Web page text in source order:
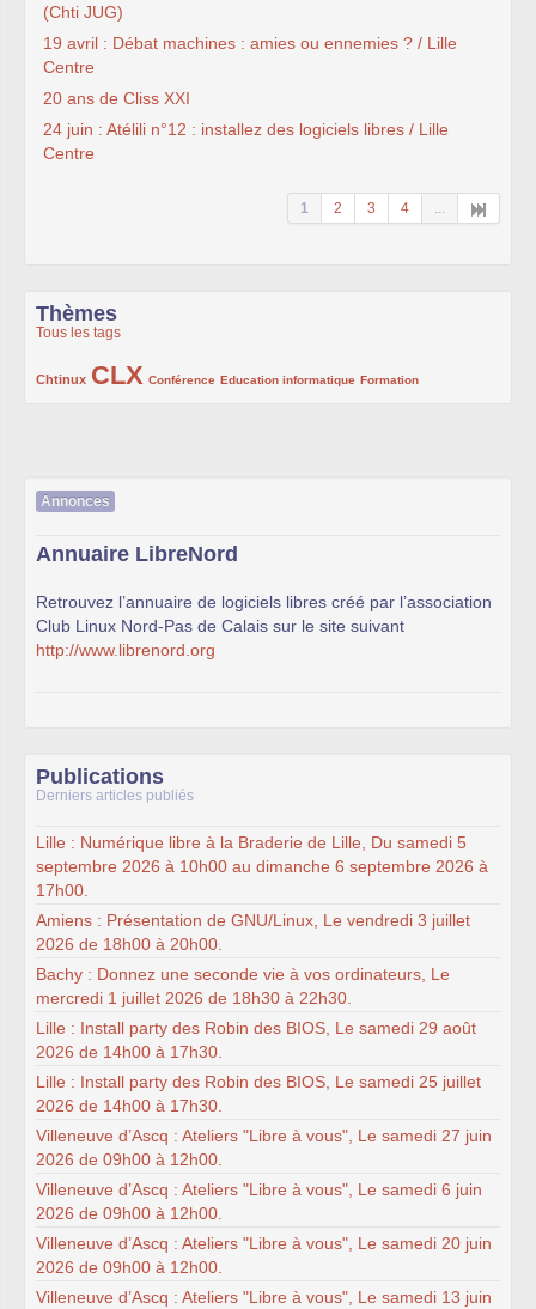
(Chti JUG)
19 avril : Débat machines : amies ou ennemies ? / Lille
Centre
20 ans de Cliss XXI
24 juin : Atélili n°12 : installez des logiciels libres / Lille
Centre
1 2 3 4 ...
Thèmes
Tous les tags
Chtinux
222/1002CLX
1002/1002 Conférence
132/1002 Education informatique
119/1002 Formation
168/1002
Annonces
Annuaire LibreNord
Retrouvez l’annuaire de logiciels libres créé par l’association
Club Linux Nord-Pas de Calais sur le site suivant
http://www.librenord.org
Publications
Derniers articles publiés
Lille : Numérique libre à la Braderie de Lille, Du samedi 5
septembre 2026 à 10h00 au dimanche 6 septembre 2026 à
17h00.
Amiens : Présentation de GNU/Linux, Le vendredi 3 juillet
2026 de 18h00 à 20h00.
Bachy : Donnez une seconde vie à vos ordinateurs, Le
mercredi 1 juillet 2026 de 18h30 à 22h30.
Lille : Install party des Robin des BIOS, Le samedi 29 août
2026 de 14h00 à 17h30.
Lille : Install party des Robin des BIOS, Le samedi 25 juillet
2026 de 14h00 à 17h30.
Villeneuve d’Ascq : Ateliers "Libre à vous", Le samedi 27 juin
2026 de 09h00 à 12h00.
Villeneuve d’Ascq : Ateliers "Libre à vous", Le samedi 6 juin
2026 de 09h00 à 12h00.
Villeneuve d’Ascq : Ateliers "Libre à vous", Le samedi 20 juin
2026 de 09h00 à 12h00.
Villeneuve d’Ascq : Ateliers "Libre à vous", Le samedi 13 juin